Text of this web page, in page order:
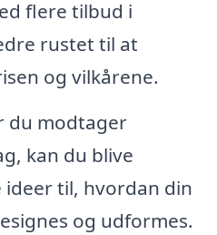
flere tilbud i
rustet til at
og vilkårene.
du modtager
kan du blive
til, hvordan din
og udformes.